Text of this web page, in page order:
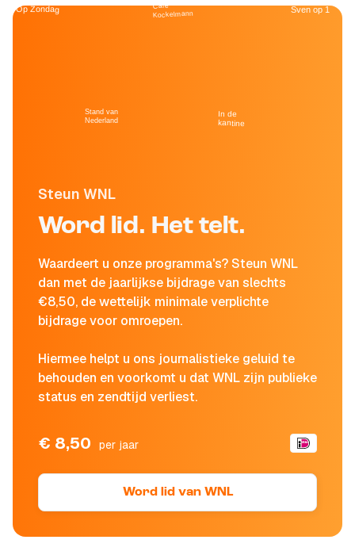
Steun WNL
Word lid. Het telt.
Waardeert u onze programma's? Steun WNL
dan met de jaarlijkse bijdrage van slechts
€8,50, de wettelijk minimale verplichte
bijdrage voor omroepen.
Hiermee helpt u ons journalistieke geluid te
behouden en voorkomt u dat WNL zijn publieke
status en zendtijd verliest.
€ 8,50 per jaar
Word lid van WNL
Op Zondag
Stand van
Nederland
Café
Kockelmann
In de
kantine
Sven op 1